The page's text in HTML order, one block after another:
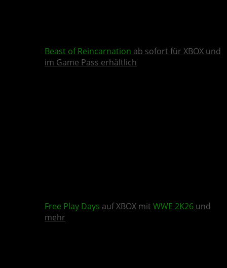
Beast of Reincarnation ab sofort für XBOX und
im Game Pass erhältlich
Free Play Days auf XBOX mit WWE 2K26 und
mehr